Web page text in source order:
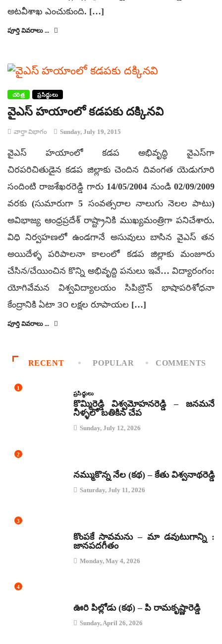
అటవీశాఖ ఎంచుకుంది. […]
పూర్తి వివరాలు ...
చరిత్ర ప్రసిద్ధులు
వైఎస్ హయాంలో కడపకు దక్కినవి
వార్తా విభాగం Sunday, July 19, 2015
వైఎస్ హయాంలో కడప అభివృద్ధి వైఎస్‌గా
చిరపరిచితుడైన కడప జిల్లాకు చెందిన దివంగత యెడుగూరి
సందింటి రాజశేఖరరెడ్డి గారు 14/05/2004 నుండి 02/09/2009
వరకు (సుమారుగా 5 సంవత్సరాల నాలుగు నెలల పాటు)
అవిభాజ్య ఆంధ్రప్రదేశ్ రాష్ట్రానికి ముఖ్యమంత్రిగా పనిచేశారు.
విధి నిర్వహణలో ఉండగానే అసువులు బాసిన వైఎస్ తన
అయిదేళ్ళ పరిపాలనా కాలంలో కడప జిల్లాకు మంజూరు
చేసిన/చేయించిన కొన్ని అభివృద్ది పనులు ఇవే… విద్యారంగం:
యోగివేమన విశ్వవిద్యాలయం సిపిబ్రౌన్ భాషాపరిశోధనా
కేంద్రానికి ఏటా ౩౦ లక్షల రూపాయల […]
పూర్తి వివరాలు ...
RECENT POPULAR COMMENTS
1
ప్రసిద్ధులు
కొమ్మిరెడ్డి విశ్వమోహనరెడ్డి – జనమనే
నీళ్ళలో బతికిన చేప
Sunday, July 12, 2026
2
నమ్ముకొన్న నేల (కథ) – కేతు విశ్వనాథరెడ్డి
Saturday, July 11, 2026
3
కొంపకే సావమను – మా డవుటుగాన్ని :
జానపదగీతం
Monday, May 4, 2026
4
ఊరి పిల్లోడు (కథ) – పి రామకృష్ణారెడ్డి
Sunday, April 26, 2026